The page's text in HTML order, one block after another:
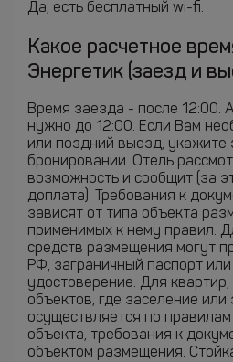
Да, есть бесплатный wi-fi.
Какое расчетное
Энергетик (заезд и
Время заезда - после 12:00.
нужно до 12:00. Если Вам
или поздний выезд, укажите
бронировании. Отель
возможность и сообщит (за
доплата). Требования к
зависят от типа объекта
применимых к нему правил.
средств размещения могут
РФ, заграничный паспорт
удостоверение. Для
объектов, где заселение
осуществляется по правилам
объекта, требования к
объектом размещения.